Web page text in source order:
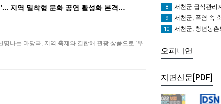
지역 밀착형 문화 공연 활성화 본격…
명나는 마당극, 지역 축제와 결합해 관광 상품으로 ‘우
8
서천군 급식관리지원센터, 아
9
서천군, 폭염 속 축
10 서천군, 청년농촌보금자리
오피니언
지면신문[PDF]